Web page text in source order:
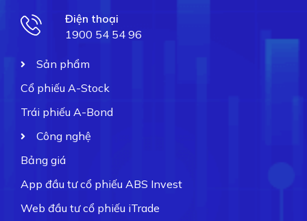
Điện thoại
1900 54 54 96
Sản phẩm
Cổ phiếu A-Stock
Trái phiếu A-Bond
Công nghệ
Bảng giá
App đầu tư cổ phiếu ABS Invest
Web đầu tư cổ phiếu iTrade